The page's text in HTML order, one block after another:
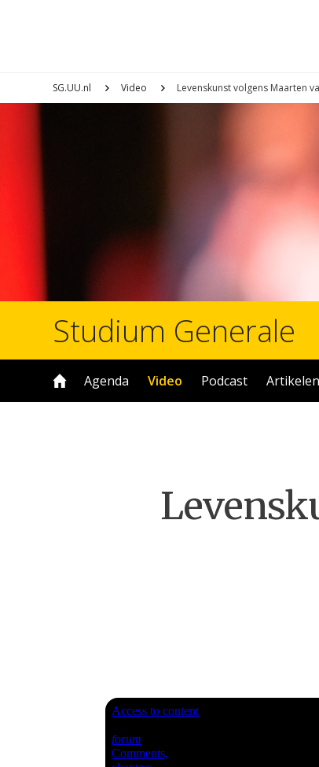
SG.UU.nl Video Levenskunst volgens Maarten
Studium Generale
Agenda Video Podcast Artikelen